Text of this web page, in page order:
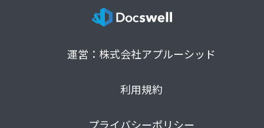
運営：株式会社アプルーシッド
利用規約
プライバシーポリシー